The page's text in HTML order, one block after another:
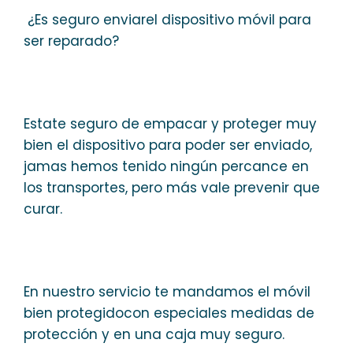
¿Es seguro enviarel dispositivo móvil para
ser reparado?
Estate seguro de empacar y proteger muy
bien el dispositivo para poder ser enviado,
jamas hemos tenido ningún percance en
los transportes, pero más vale prevenir que
curar.
En nuestro servicio te mandamos el móvil
bien protegidocon especiales medidas de
protección y en una caja muy seguro.